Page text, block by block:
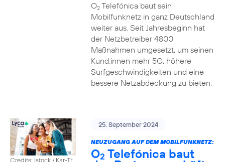
O2Telefónica baut sein
Mobilfunknetz in ganz Deutschland
weiter aus. Seit Jahresbeginn hat
der Netzbetreiber 4800
Maßnahmen umgesetzt, um seinen
Kund:innen mehr 5G, höhere
Surfgeschwindigkeiten und eine
bessere Netzabdeckung zu bieten.
Credits: istock / Kar-Tr
25. September 2024
NEUZUGANG AUF DEM MOBILFUNKNETZ:
O2 Telefónica baut